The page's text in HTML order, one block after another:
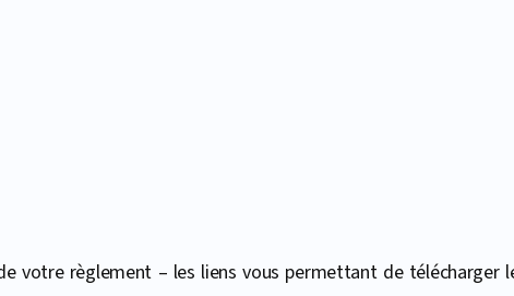
votre règlement – les liens vous permettant de télécharger